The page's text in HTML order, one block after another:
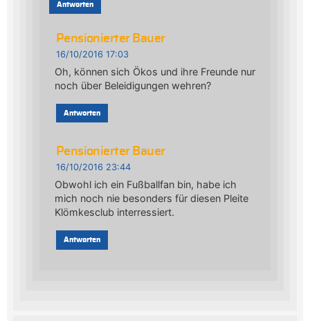
Antworten
Pensionierter Bauer
16/10/2016 17:03
Oh, können sich Ökos und ihre Freunde nur
noch über Beleidigungen wehren?
Antworten
Pensionierter Bauer
16/10/2016 23:44
Obwohl ich ein Fußballfan bin, habe ich
mich noch nie besonders für diesen Pleite
Klömkesclub interressiert.
Antworten